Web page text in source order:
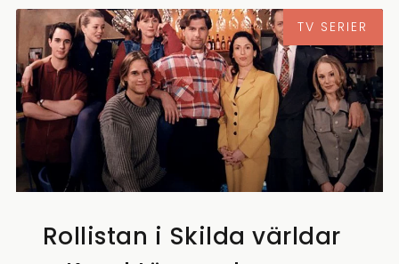
TV SERIER
Rollistan i Skilda världar